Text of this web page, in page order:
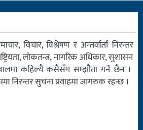
विचार, विश्लेषण र अन्तर्वार्ता निरन्तर
लोकतन्त्र, नागरिक अधिकार, सुशासन
कहिल्यै कसैसँग सम्झौता गर्ने छैन ।
निरन्तर सुचना प्रवाहमा जागरुक रहन्छ ।